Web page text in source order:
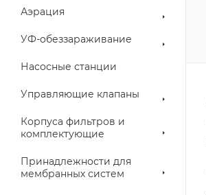
Аэрация
УФ-обеззараживание
Насосные станции
Управляющие клапаны
Корпуса фильтров и
комплектующие
Принадлежности для
мембранных систем